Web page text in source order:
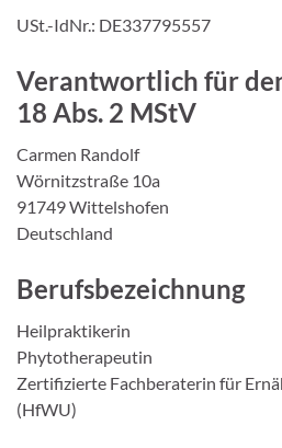
USt.-IdNr.: DE337795557
Verantwortlich für
18 Abs. 2 MStV
Carmen Randolf
Wörnitzstraße 10a
91749 Wittelshofen
Deutschland
Berufsbezeichnung
Heilpraktikerin
Phytotherapeutin
Zertifizierte Fachberaterin für
(HfWU)